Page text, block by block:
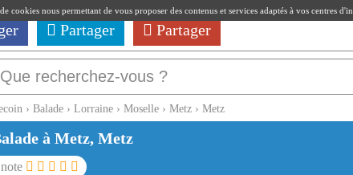
Partager Partager
› Balade › Lorraine › Moselle › Metz › Metz
à Metz, Metz
note
nous permettant de vous proposer des contenus et services adaptés à vos centres